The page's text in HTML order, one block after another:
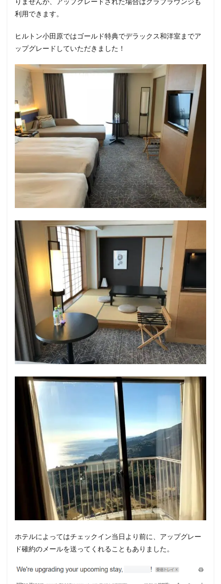
利用できます。
ヒルトン小田原ではゴールド特典でデラックス和洋室までア
ップグレードしていただきました！
ホテルによってはチェックイン当日より前に、アップグレー
ド確約のメールを送ってくれることもありました。